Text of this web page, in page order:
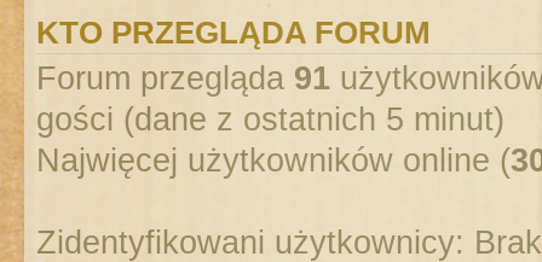
KTO PRZEGLĄDA FORUM
Forum przegląda 91
gości (dane z ostatnich 5 minut)
Najwięcej użytkowników online (
Zidentyfikowani użytkownicy: